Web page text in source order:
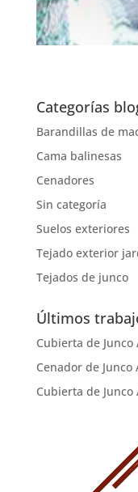
Categorías
Barandillas de
Cama balinesas
Cenadores
Sin categoría
Suelos exteriores
Tejado exterior
Tejados de junco
Últimos
Cubierta de
Cenador de
Cubierta de